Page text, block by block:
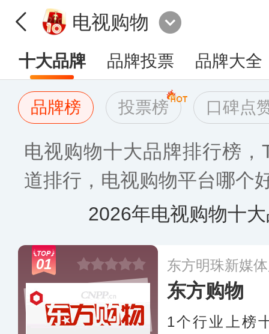
电视购物
十大品牌 品牌投票 品牌大全
品牌榜 投票榜 口碑点
电视购物十大品牌排行榜
道排行，电视购物平台哪个
2026年电视购物十
01 东方明珠新媒
东方购物
1个行业上榜